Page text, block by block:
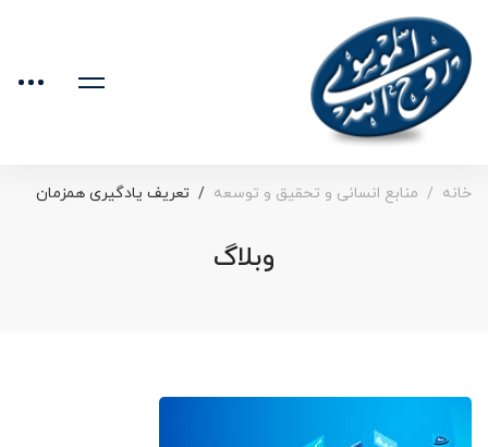
خانه منابع انسانی و تحقیق و توسعه تعریف یادگیری همزمان
وبلاگ
تعریف